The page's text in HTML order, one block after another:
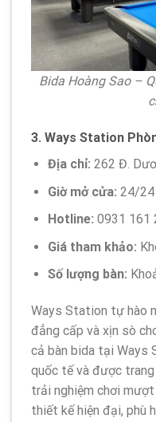
Bida Hoàng Sao –
3. Ways Station
Địa chỉ: 262 Đ.
Giờ mở cửa: 24/24
Hotline: 0931 161
Giá tham khảo:
Số lượng bàn:
Ways Station tự hào
đẳng cấp và xịn sò
cả bàn bida tại Ways
quốc tế và được
trải nghiệm chơi
thiết kế hiện đại, phù